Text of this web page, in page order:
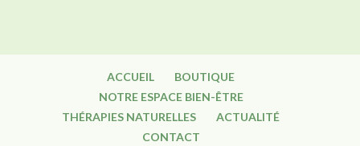
ACCUEIL
BOUTIQUE
NOTRE ESPACE BIEN-ÊTRE
THÉRAPIES NATURELLES
ACTUALITÉ
CONTACT